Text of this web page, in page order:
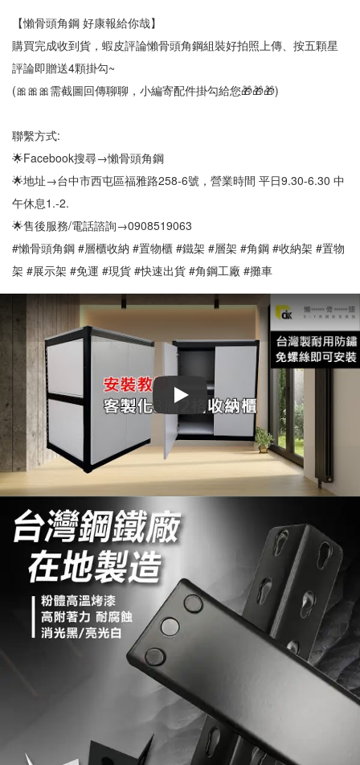
【懶骨頭角鋼 好康報給你哉】
購買完成收到貨，蝦皮評論懶骨頭角鋼組裝好拍照上傳、按五顆星
評論即贈送4顆掛勾~
(🎀🎀🎀需截圖回傳聊聊，小編寄配件掛勾給您🎁🎁🎁)
聯繫方式:
🌟Facebook搜尋→懶骨頭角鋼
🌟地址→台中市西屯區福雅路258-6號，營業時間 平日9.30-6.30 中
午休息1.-2.
🌟售後服務/電話諮詢→0908519063
#懶骨頭角鋼 #層櫃收納 #置物櫃 #鐵架 #層架 #角鋼 #收納架 #置物
架 #展示架 #免運 #現貨 #快速出貨 #角鋼工廠 #攤車
Play